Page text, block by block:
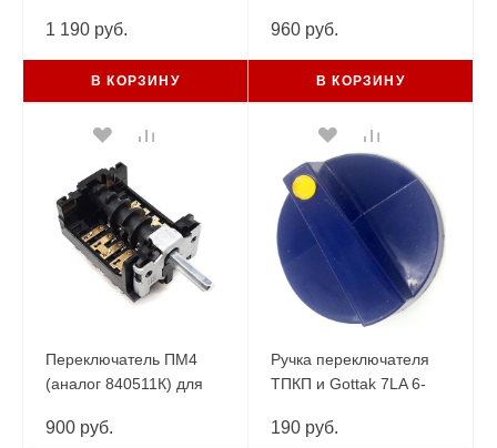
1 190 руб.
В КОРЗИНУ
960 руб.
В КОРЗИНУ
Переключатель ПМ4
(аналог 840511К) для
ЧУВАШТОРГТЕХНИКА
900 руб.
Ручка переключателя
ТПКП и Gottak 7LA 6-
190 руб.